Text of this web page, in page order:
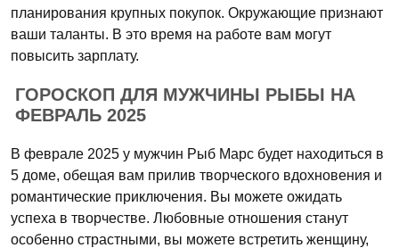
планирования крупных покупок. Окружающие признают
ваши таланты. В это время на работе вам могут
повысить зарплату.
ГОРОСКОП ДЛЯ МУЖЧИНЫ РЫБЫ НА
ФЕВРАЛЬ 2025
В феврале 2025 у мужчин Рыб Марс будет находиться в
5 доме, обещая вам прилив творческого вдохновения и
романтические приключения. Вы можете ожидать
успеха в творчестве. Любовные отношения станут
особенно страстными, вы можете встретить женщину,